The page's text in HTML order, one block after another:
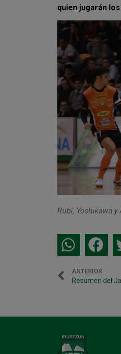
quien jugarán
Rubí, Yoshikawa y
ANTERIOR
Resumen del